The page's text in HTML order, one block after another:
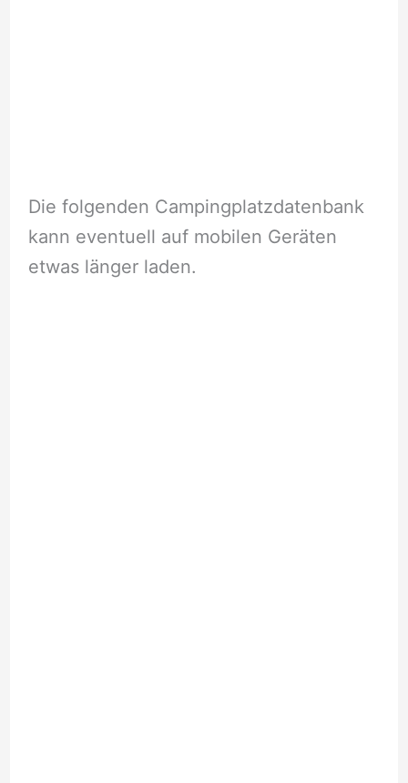
Die folgenden Campingplatzdatenbank
kann eventuell auf mobilen Geräten
etwas länger laden.